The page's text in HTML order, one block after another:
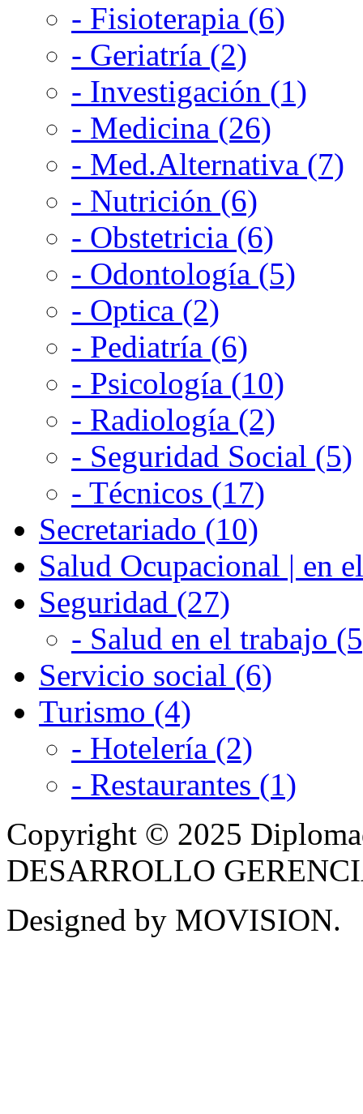
- Fisioterapia (6)
- Geriatría (2)
- Investigación (1)
- Medicina (26)
- Med.Alternativa (7)
- Nutrición (6)
- Obstetricia (6)
- Odontología (5)
- Optica (2)
- Pediatría (6)
- Psicología (10)
- Radiología (2)
- Seguridad Social (5)
- Técnicos (17)
Secretariado (10)
Salud Ocupacional | en
Seguridad (27)
- Salud en el trabajo
Servicio social (6)
Turismo (4)
- Hotelería (2)
- Restaurantes (1)
Copyright © 2025
DESARROLLO
Designed by MOVISION.